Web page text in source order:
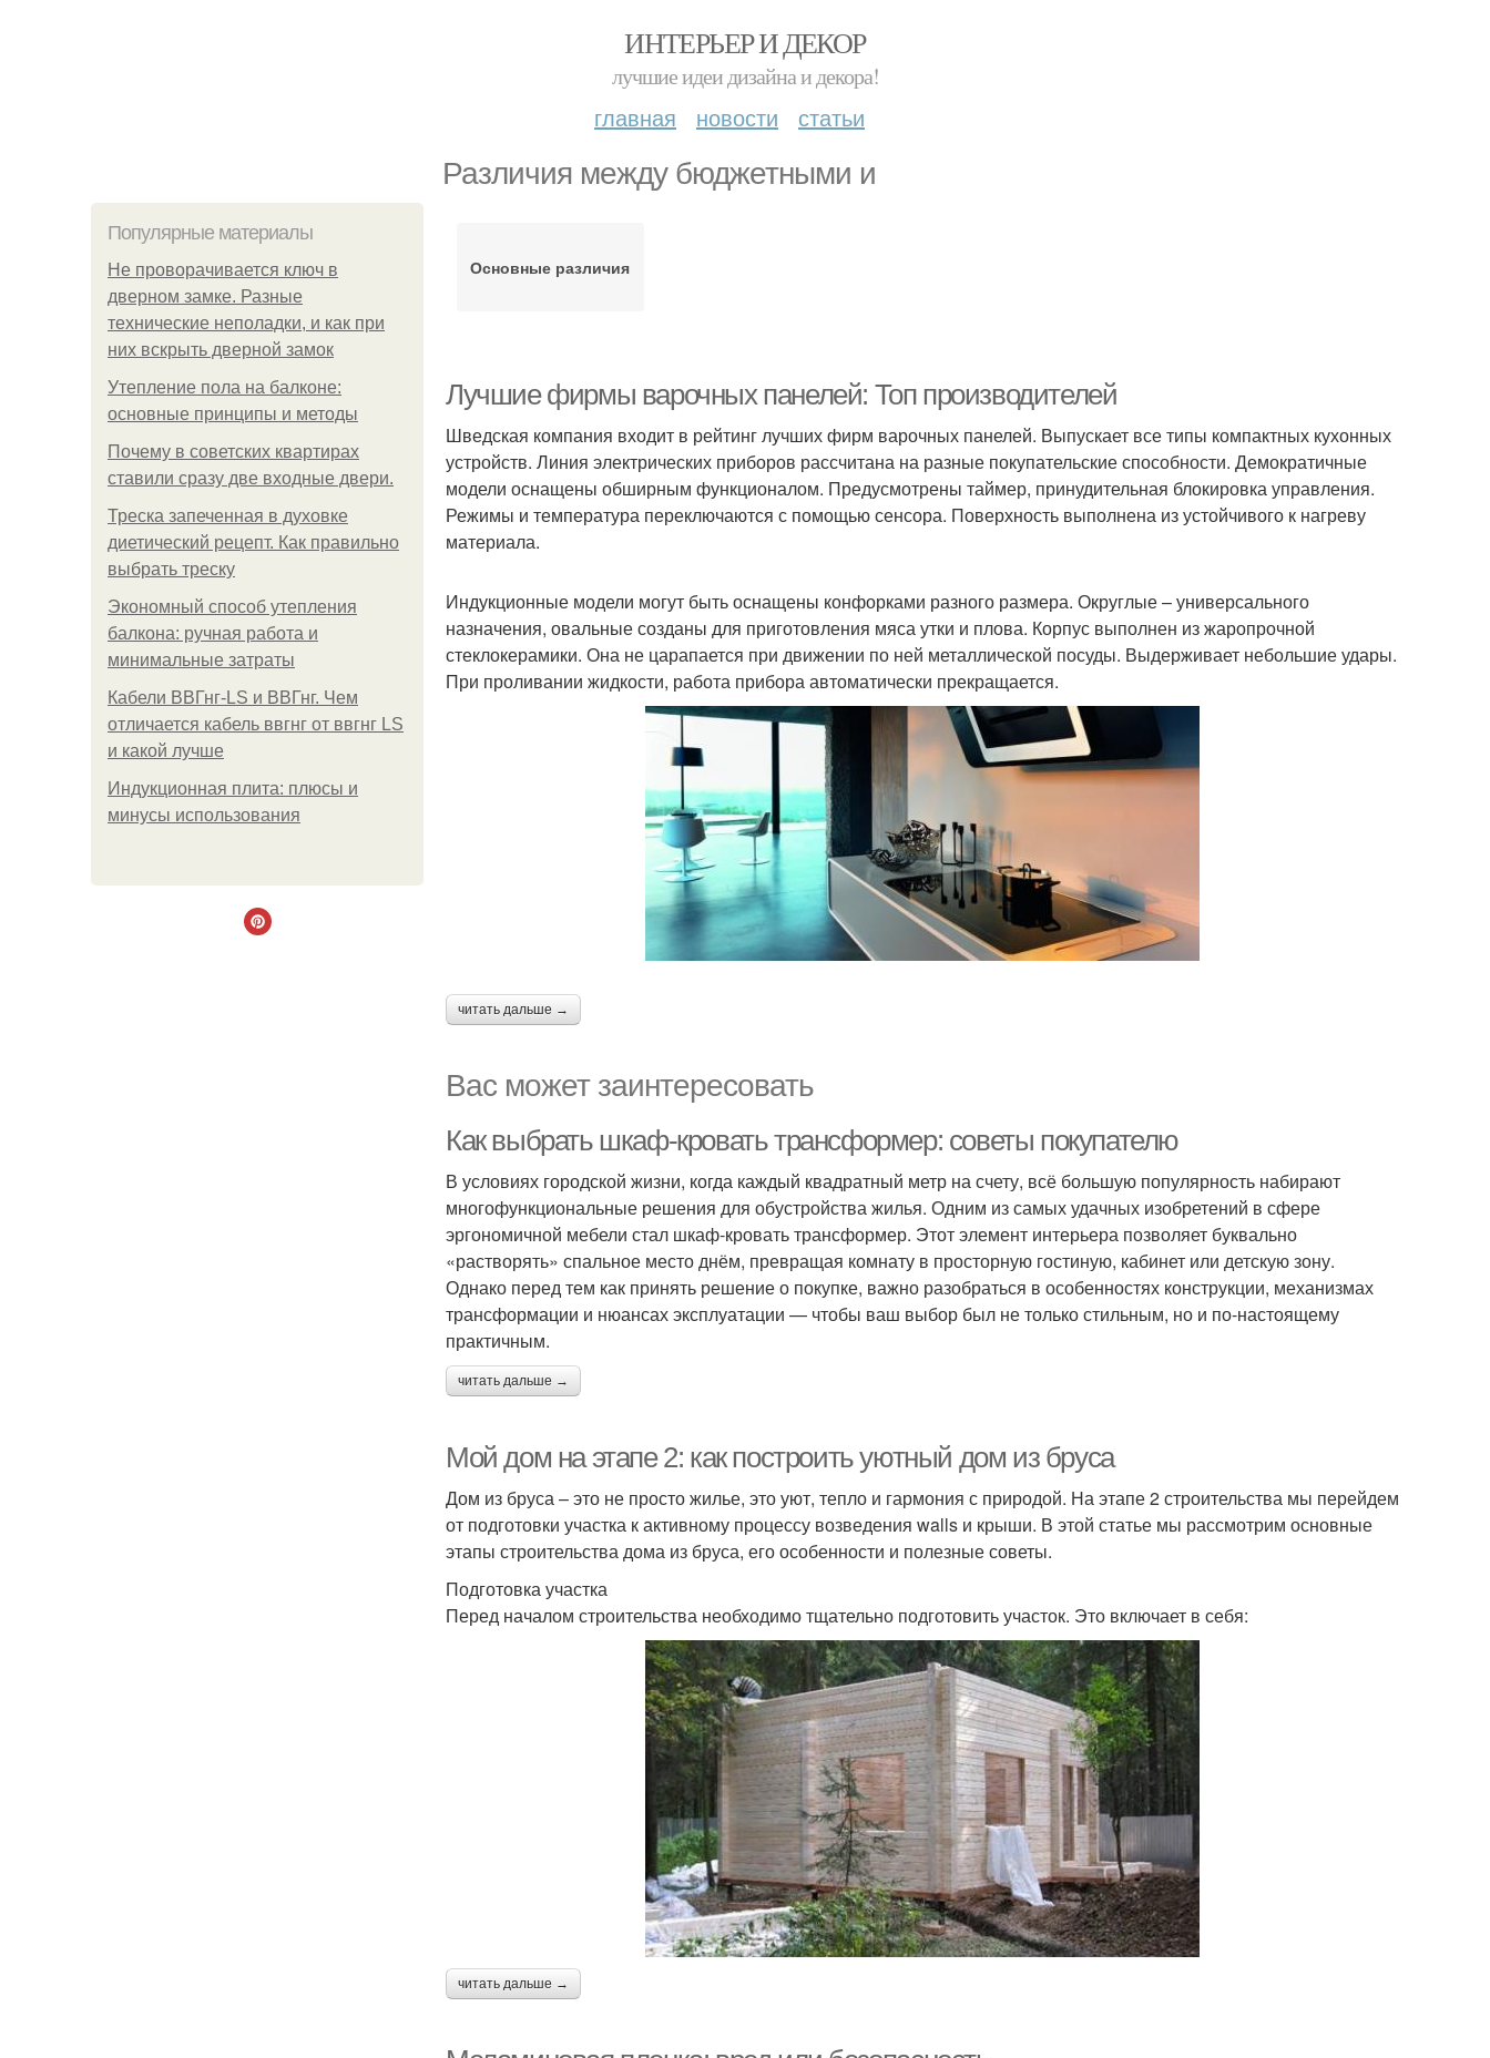
ИНТЕРЬЕР И ДЕКОР
лучшие идеи дизайна и декора!
главная новости статьи
Различия между бюджетными и
Популярные материалы
Не проворачивается ключ в
дверном замке. Разные
технические неполадки, и как при
них вскрыть дверной замок
Утепление пола на балконе:
основные принципы и методы
Почему в советских квартирах
ставили сразу две входные двери.
Треска запеченная в духовке
диетический рецепт. Как правильно
выбрать треску
Экономный способ утепления
балкона: ручная работа и
минимальные затраты
Кабели ВВГнг-LS и ВВГнг. Чем
отличается кабель ввгнг от ввгнг LS
и какой лучше
Индукционная плита: плюсы и
минусы использования
Основные различия
Лучшие фирмы варочных панелей: Топ производителей
Шведская компания входит в рейтинг лучших фирм варочных панелей. Выпускает все типы компактных кухонных
устройств. Линия электрических приборов рассчитана на разные покупательские способности. Демократичные
модели оснащены обширным функционалом. Предусмотрены таймер, принудительная блокировка управления.
Режимы и температура переключаются с помощью сенсора. Поверхность выполнена из устойчивого к нагреву
материала.
Индукционные модели могут быть оснащены конфорками разного размера. Округлые – универсального
назначения, овальные созданы для приготовления мяса утки и плова. Корпус выполнен из жаропрочной
стеклокерамики. Она не царапается при движении по ней металлической посуды. Выдерживает небольшие удары.
При проливании жидкости, работа прибора автоматически прекращается.
читать дальше →
Вас может заинтересовать
Как выбрать шкаф-кровать трансформер: советы покупателю
В условиях городской жизни, когда каждый квадратный метр на счету, всё большую популярность набирают
многофункциональные решения для обустройства жилья. Одним из самых удачных изобретений в сфере
эргономичной мебели стал шкаф-кровать трансформер. Этот элемент интерьера позволяет буквально
«растворять» спальное место днём, превращая комнату в просторную гостиную, кабинет или детскую зону.
Однако перед тем как принять решение о покупке, важно разобраться в особенностях конструкции, механизмах
трансформации и нюансах эксплуатации — чтобы ваш выбор был не только стильным, но и по-настоящему
практичным.
читать дальше →
Мой дом на этапе 2: как построить уютный дом из бруса
Дом из бруса – это не просто жилье, это уют, тепло и гармония с природой. На этапе 2 строительства мы перейдем
от подготовки участка к активному процессу возведения walls и крыши. В этой статье мы рассмотрим основные
этапы строительства дома из бруса, его особенности и полезные советы.
Подготовка участка
Перед началом строительства необходимо тщательно подготовить участок. Это включает в себя:
читать дальше →